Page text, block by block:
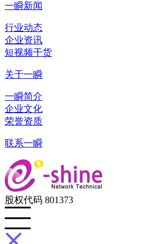
一瞬新闻
行业动态
企业资讯
短视频干货
关于一瞬
一瞬简介
企业文化
荣誉资质
联系一瞬
股权代码 801373